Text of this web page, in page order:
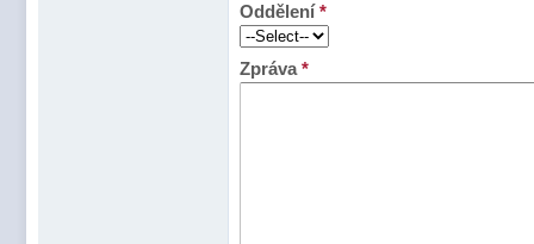
Oddělení*
Zpráva*